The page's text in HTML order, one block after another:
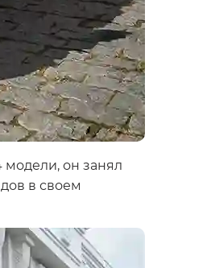
модели, он занял
в своем